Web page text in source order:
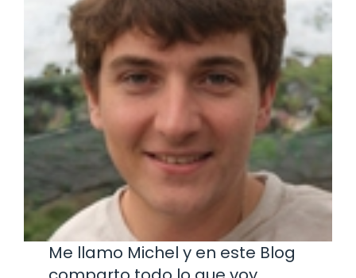
Me llamo Michel y en este Blog